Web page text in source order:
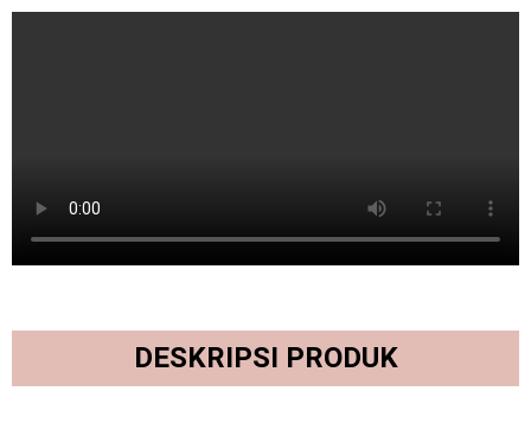
DESKRIPSI PRODUK